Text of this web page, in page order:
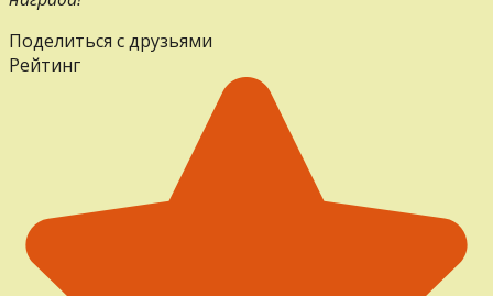
Поделиться с друзьями
Рейтинг